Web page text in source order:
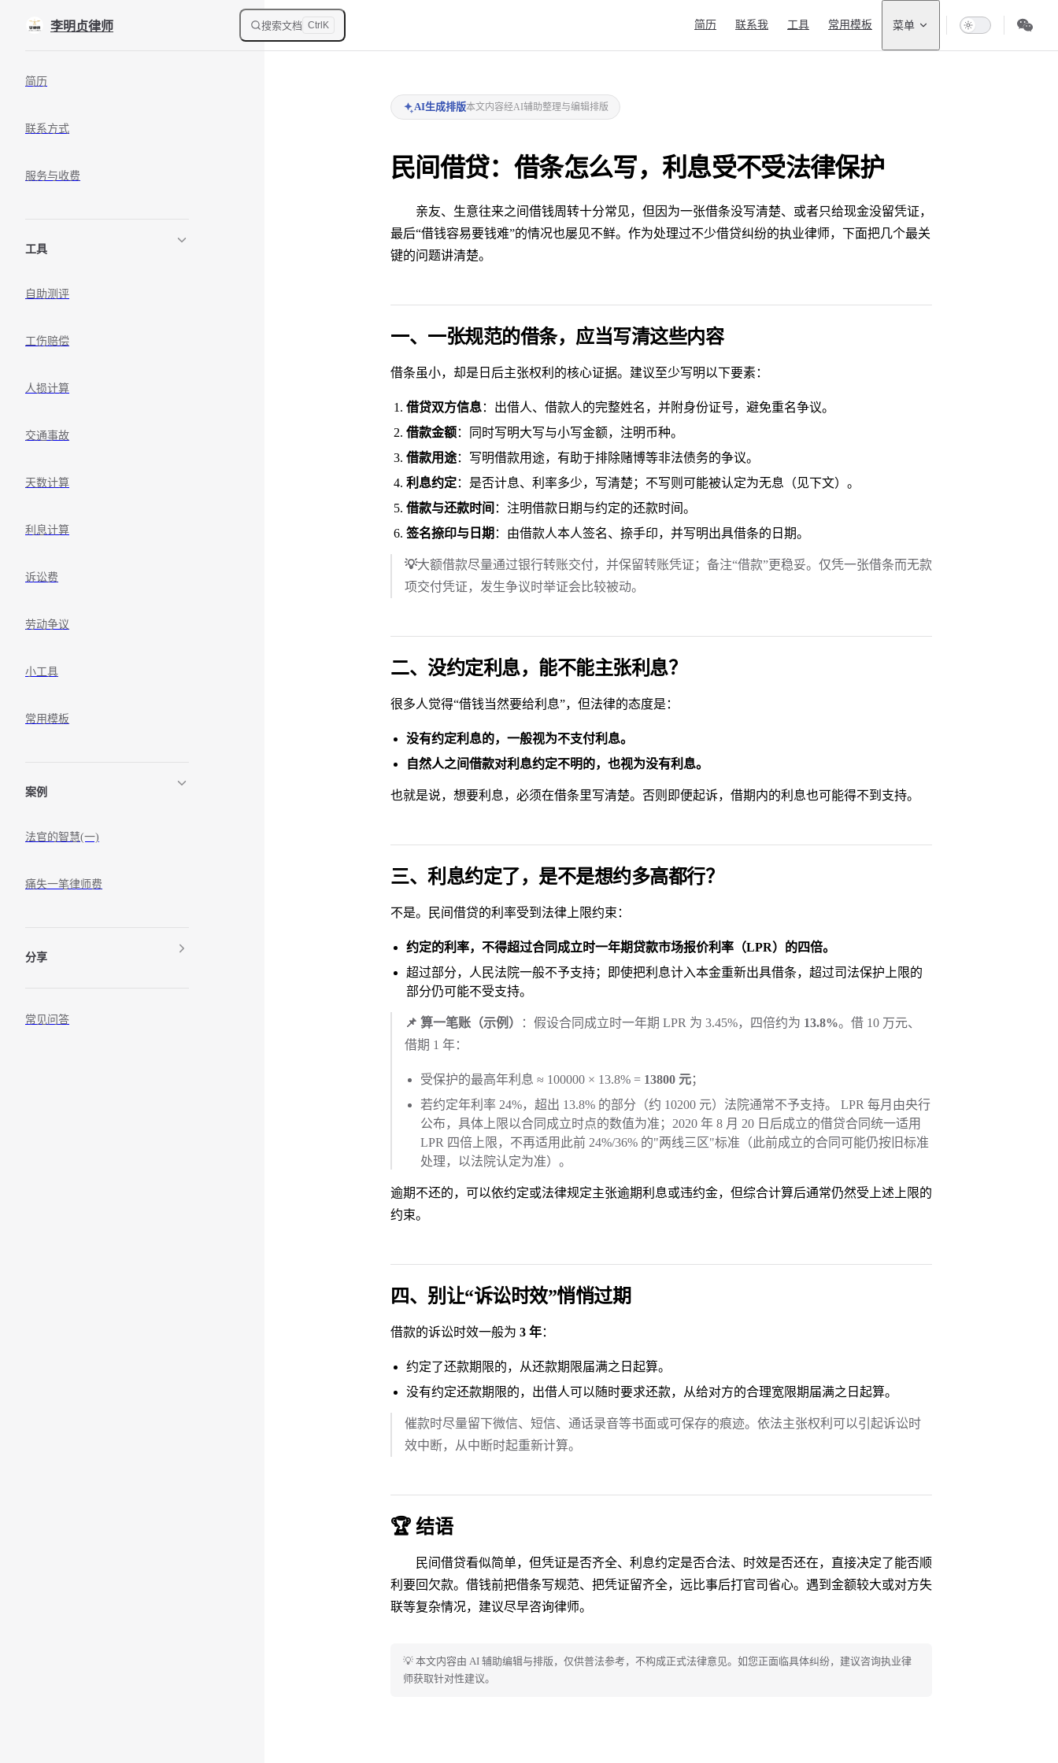
Skip to content
李明贞律师 搜索文档 Ctrl K 简历 联系我 工具 常用模板 菜单
简历
联系方式
服务与收费
工具
自助测评
工伤赔偿
人损计算
交通事故
天数计算
利息计算
诉讼费
劳动争议
小工具
常用模板
案例
法官的智慧(一)
痛失一笔律师费
分享
常见问答
AI生成排版本文内容经AI辅助整理与编辑排版
民间借贷：借条怎么写，利息受不受法律保护
亲友、生意往来之间借钱周转十分常见，但因为一张借条没写清楚、或者只给现金没留凭证，
最后“借钱容易要钱难”的情况也屡见不鲜。作为处理过不少借贷纠纷的执业律师，下面把几个最关
键的问题讲清楚。
一、一张规范的借条，应当写清这些内容
借条虽小，却是日后主张权利的核心证据。建议至少写明以下要素：
借贷双方信息：出借人、借款人的完整姓名，并附身份证号，避免重名争议。
借款金额：同时写明大写与小写金额，注明币种。
借款用途：写明借款用途，有助于排除赌博等非法债务的争议。
利息约定：是否计息、利率多少，写清楚；不写则可能被认定为无息（见下文）。
借款与还款时间 ：注明借款日期与约定的还款时间。
签名捺印与日期 ：由借款人本人签名、捺手印，并写明出具借条的日期。
💡大额借款尽量通过银行转账交付，并保留转账凭证；备注“借款”更稳妥。仅凭一张借条而无款
项交付凭证，发生争议时举证会比较被动。
二、没约定利息，能不能主张利息？
很多人觉得“借钱当然要给利息”，但法律的态度是：
没有约定利息的，一般视为不支付利息。
自然人之间借款对利息约定不明的，也视为没有利息。
也就是说，想要利息，必须在借条里写清楚。否则即便起诉，借期内的利息也可能得不到支持。
三、利息约定了，是不是想约多高都行？
不是。民间借贷的利率受到法律上限约束：
约定的利率，不得超过合同成立时一年期贷款市场报价利率（LPR）的四倍。
超过部分，人民法院一般不予支持；即使把利息计入本金重新出具借条，超过司法保护上限的
部分仍可能不受支持。
📌 算一笔账（示例） ：假设合同成立时一年期 LPR 为 3.45%，四倍约为 13.8%。借 10 万元、
借期 1 年：
受保护的最高年利息 ≈ 100000 × 13.8% = 13800 元；
若约定年利率 24%，超出 13.8% 的部分（约 10200 元）法院通常不予支持。 LPR 每月由央行
公布，具体上限以合同成立时点的数值为准；2020 年 8 月 20 日后成立的借贷合同统一适用
LPR 四倍上限，不再适用此前 24%/36% 的"两线三区"标准（此前成立的合同可能仍按旧标准
处理，以法院认定为准）。
逾期不还的，可以依约定或法律规定主张逾期利息或违约金，但综合计算后通常仍然受上述上限的
约束。
四、别让“诉讼时效”悄悄过期
借款的诉讼时效一般为 3 年：
约定了还款期限的，从还款期限届满之日起算。
没有约定还款期限的，出借人可以随时要求还款，从给对方的合理宽限期届满之日起算。
催款时尽量留下微信、短信、通话录音等书面或可保存的痕迹。依法主张权利可以引起诉讼时
效中断，从中断时起重新计算。
🏆 结语
民间借贷看似简单，但凭证是否齐全、利息约定是否合法、时效是否还在，直接决定了能否顺
利要回欠款。借钱前把借条写规范、把凭证留齐全，远比事后打官司省心。遇到金额较大或对方失
联等复杂情况，建议尽早咨询律师。
💡 本文内容由 AI 辅助编辑与排版，仅供普法参考，不构成正式法律意见。如您正面临具体纠纷，建议咨询执业律
师获取针对性建议。